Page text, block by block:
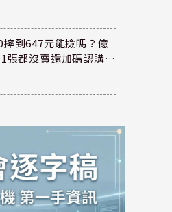
到647元能撿嗎？億
張都沒賣還加碼認購？